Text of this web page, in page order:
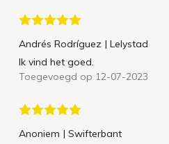
Andrés Rodríguez | Lelystad
Ik vind het goed.
Toegevoegd op 12-07-2023
Anoniem | Swifterbant